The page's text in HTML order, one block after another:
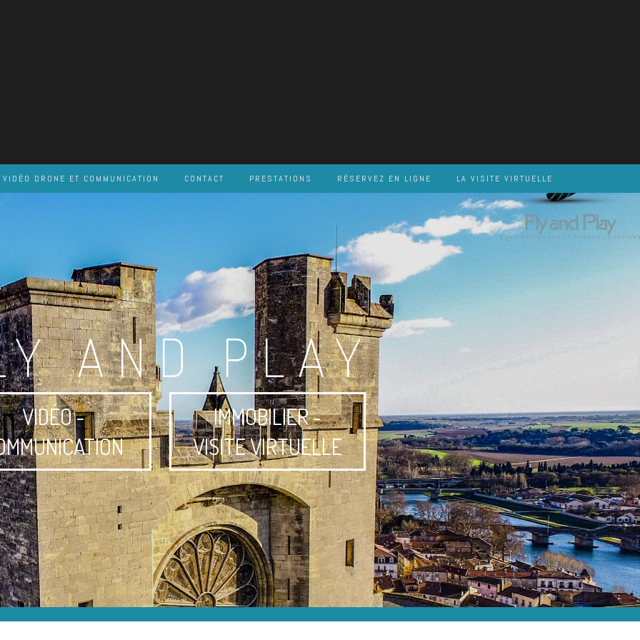
VIDÉO DRONE ET COMMUNICATION CONTACT PRESTATIONS RÉSERVEZ EN LIGNE LA VISITE VIRTUELLE
AND PLAY
VIDÉO -
IMMOBILIER -
VISITE VIRTUELLE